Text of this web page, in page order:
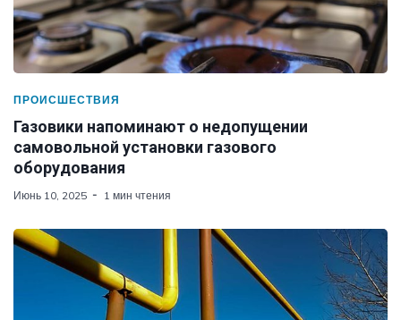
ПРОИСШЕСТВИЯ
Газовики напоминают о недопущении
самовольной установки газового
оборудования
Июнь 10, 2025 1 мин чтения